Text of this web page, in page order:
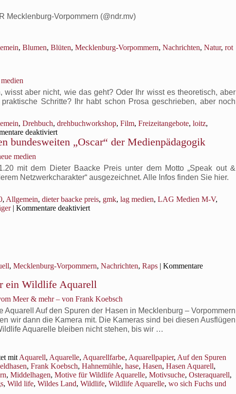
Mecklenburg-Vorpommern (@ndr.mv)
, Blumen, Blüten, Mecklenburg-Vorpommern, Nachrichten, Natur, rot
wisst aber nicht, wie das geht? Oder Ihr wisst es theoretisch, aber
Schritte? Ihr habt schon Prosa geschrieben, aber noch
, Drehbuch, drehbuchworkshop, Film, Freizeitangebote, loitz,
deaktiviertfür
Drehbuchcampus
Nordost
bundesweiten „Oscar“ der Medienpädagogik
medien
mit dem Dieter Baacke Preis unter dem Motto „Speak out &
Netzwerkcharakter“ ausgezeichnet. Alle Infos finden Sie hier.
, Allgemein, dieter baacke preis, gmk, lag medien, LAG Medien M-V,
| Kommentare deaktiviertfür
der
, Mecklenburg-Vorpommern, Nachrichten, Raps | Kommentare
ein Wildlife Aquarell
Meer & mehr – von Frank Koebsch
Aquarell Auf den Spuren der Hasen in Mecklenburg – Vorpommern
wir dann die Kamera mit. Die Kameras sind bei diesen Ausflügen
Aquarelle bleiben nicht stehen, bis wir …
mit Aquarell, Aquarelle, Aquarellfarbe, Aquarellpapier, Auf den Spuren
, Frank Koebsch, Hahnemühle, hase, Hasen, Hasen Aquarell,
, Middelhagen, Motive für Wildlife Aquarelle, Motivsuche, Osteraquarell,
, Wild life, Wildes Land, Wildlife, Wildlife Aquarelle, wo sich Fuchs und